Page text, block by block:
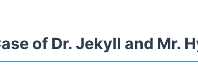
of Dr. Jekyll and Mr.